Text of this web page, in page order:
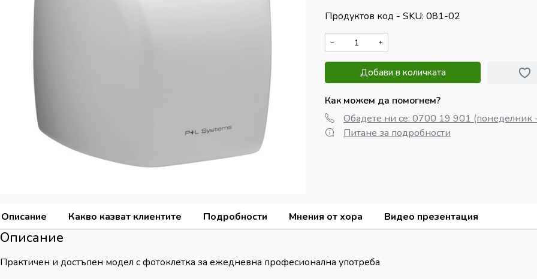
Продуктов код - SKU 081-02
− +
Добави в количката
Как можем да помогнем?
Обадете ни се: 0700 19 901 (понеделник
Питане за подробности
Описание Какво казват клиентите Подробности Мнения от хора Видео презентация
Описание
Практичен и достъпен модел с фотоклетка за ежедневна професионална употреба